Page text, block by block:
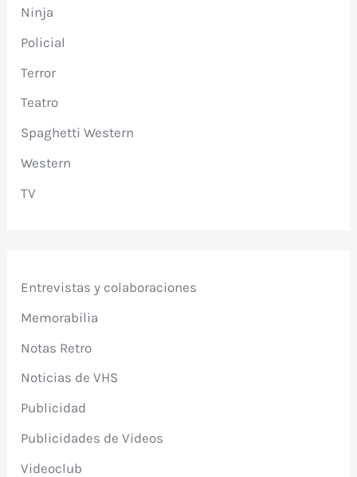
Ninja
Policial
Terror
Teatro
Spaghetti Western
Western
TV
Entrevistas y colaboraciones
Memorabilia
Notas Retro
Noticias de VHS
Publicidad
Publicidades de Videos
Videoclub